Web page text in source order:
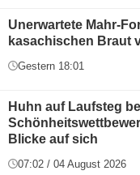
Unerwartete Mahr-
kasachischen Braut
Gestern 18:01
Huhn auf Laufsteg
Blicke auf sich
07:02 / 04 August 2026